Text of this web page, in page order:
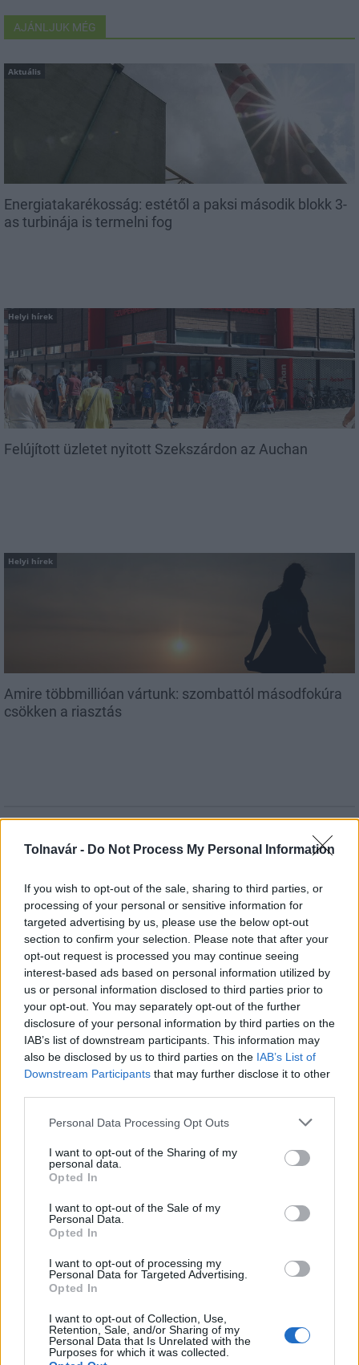
Tolnavár - Do Not Process My Personal Information
If you wish to opt-out of the sale, sharing to third parties, or
processing of your personal or sensitive information for
targeted advertising by us, please use the below opt-out
section to confirm your selection. Please note that after your
opt-out request is processed you may continue seeing
interest-based ads based on personal information utilized by
us or personal information disclosed to third parties prior to
your opt-out. You may separately opt-out of the further
disclosure of your personal information by third parties on the
IAB’s list of downstream participants. This information may
also be disclosed by us to third parties on the IAB’s List of
Downstream Participants that may further disclose it to other
Please note that this website/app uses one or more Google
not limited to your visit or usage behaviour. You may click to
grant or deny consent to Google and its third-party tags to
use your data for below specified purposes in below Google
consent section.
Personal Data Processing Opt Outs
I want to opt-out of the Sharing of my
personal data.
Opted In
I want to opt-out of the Sale of my
Personal Data.
Opted In
I want to opt-out of processing my
Personal Data for Targeted Advertising.
Opted In
I want to opt-out of Collection, Use,
Retention, Sale, and/or Sharing of my
Personal Data that Is Unrelated with the
Purposes for which it was collected.
AJÁNLJUK MÉG
Aktuális
Energiatakarékosság: estétől a paksi második blokk 3-
as turbinája is termelni fog
Helyi hírek
Felújított üzletet nyitott Szekszárdon az Auchan
Helyi hírek
Amire többmillióan vártunk: szombattól másodfokúra
csökken a riasztás
Szinte teljes hosszában megújítják a Lakatos úti
lakótelep legfontosabb utcáját
Pestszentlőrinc egyik első lakótelepén kanyarog a Dolgozó utca,
amelynek komplex burkolatmegújításáért felel a Profunda Bau.
Új vízáteresztő burkolatú parkolók
épülnek Zuglóban – helyben tartják a
épület energiatakarékos